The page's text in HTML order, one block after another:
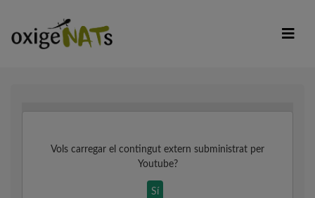
Vols carregar el contingut extern subministrat per
Youtube?
Sí